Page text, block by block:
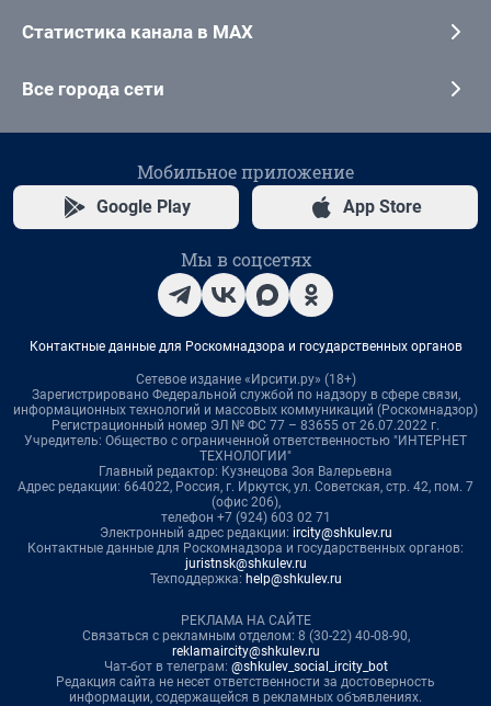
Статистика канала в MAX
Все города сети
Мобильное приложение
Google Play App Store
Мы в соцсетях
Контактные данные для Роскомнадзора и государственных органов
Сетевое издание «Ирсити.ру» (18+)
Зарегистрировано Федеральной службой по надзору в сфере связи,
информационных технологий и массовых коммуникаций (Роскомнадзор)
Регистрационный номер ЭЛ № ФС 77 – 83655 от 26.07.2022 г.
Учредитель: Общество с ограниченной ответственностью "ИНТЕРНЕТ
ТЕХНОЛОГИИ"
Главный редактор: Кузнецова Зоя Валерьевна
Адрес редакции: 664022, Россия, г. Иркутск, ул. Советская, стр. 42, пом. 7
(офис 206),
телефон +7 (924) 603 02 71
Электронный адрес редакции: ircity@shkulev.ru
Контактные данные для Роскомнадзора и государственных органов:
juristnsk@shkulev.ru
Техподдержка: help@shkulev.ru
РЕКЛАМА НА САЙТЕ
Связаться с рекламным отделом: 8 (30-22) 40-08-90,
reklamaircity@shkulev.ru
Чат-бот в телеграм: @shkulev_social_ircity_bot
Редакция сайта не несет ответственности за достоверность
информации, содержащейся в рекламных объявлениях.